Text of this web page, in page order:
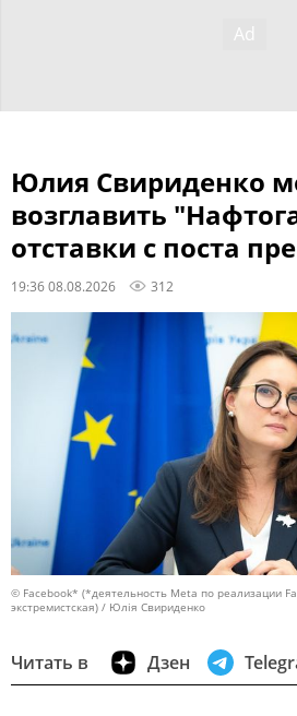
Юлия Свириденко
возглавить
отставки с поста
19:36 08.08.2026 312
© Facebook* (*деятельность Meta по реализации
экстремистская) / Юлія Свириденко
Читать в Дзен